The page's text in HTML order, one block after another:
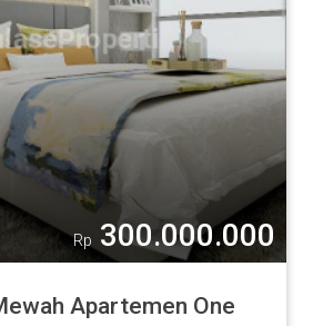
Rp 300.000.000
Apartemen One